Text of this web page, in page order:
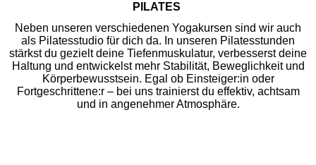
PILATES
Neben unseren verschiedenen Yogakursen sind wir auch
als Pilatesstudio für dich da. In unseren Pilatesstunden
stärkst du gezielt deine Tiefenmuskulatur, verbesserst deine
Haltung und entwickelst mehr Stabilität, Beweglichkeit und
Körperbewusstsein. Egal ob Einsteiger:in oder
Fortgeschrittene:r – bei uns trainierst du effektiv, achtsam
und in angenehmer Atmosphäre.